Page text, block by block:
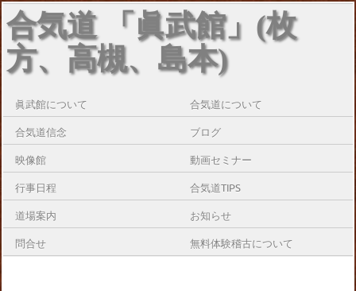
合気道 「眞武館」(枚
方、高槻、島本)
眞武館について 合気道について
合気道信念 ブログ
映像館 動画セミナー
行事日程 合気道TIPS
道場案内 お知らせ
問合せ 無料体験稽古について